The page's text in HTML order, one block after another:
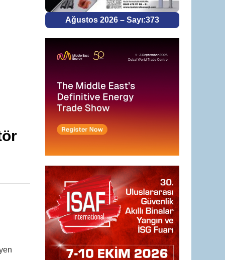
Ağustos 2026 – Sayı:373